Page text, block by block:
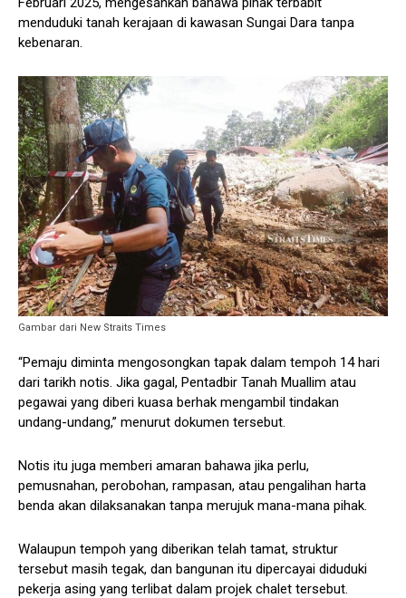
menduduki tanah kerajaan di kawasan Sungai Dara tanpa
kebenaran.
Gambar dari New Straits Times
“Pemaju diminta mengosongkan tapak dalam tempoh 14 hari
dari tarikh notis. Jika gagal, Pentadbir Tanah Muallim atau
pegawai yang diberi kuasa berhak mengambil tindakan
undang-undang,” menurut dokumen tersebut.
Notis itu juga memberi amaran bahawa jika perlu,
pemusnahan, perobohan, rampasan, atau pengalihan harta
benda akan dilaksanakan tanpa merujuk mana-mana pihak.
Walaupun tempoh yang diberikan telah tamat, struktur
tersebut masih tegak, dan bangunan itu dipercayai diduduki
pekerja asing yang terlibat dalam projek chalet tersebut.